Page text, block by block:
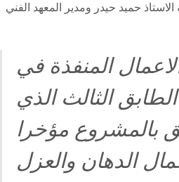
الاستاذ حميد حيدر ومدير المعهد الفني
المنفذة في
الثالث الذي
بالمشروع مؤخرا
الدهان والعزل